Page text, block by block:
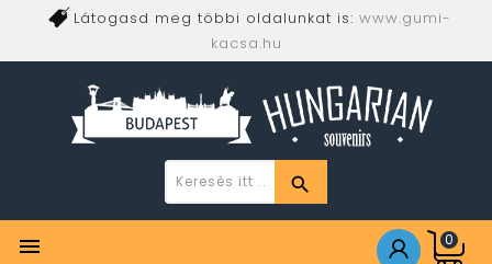
Látogasd meg többi oldalunkat is: www.gumi-
kacsa.hu
 0